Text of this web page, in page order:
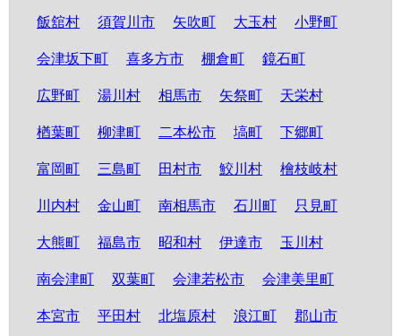
飯舘村 須賀川市 矢吹町 大玉村 小野町
会津坂下町 喜多方市 棚倉町 鏡石町
広野町 湯川村 相馬市 矢祭町 天栄村
楢葉町 柳津町 二本松市 塙町 下郷町
富岡町 三島町 田村市 鮫川村 檜枝岐村
川内村 金山町 南相馬市 石川町 只見町
大熊町 福島市 昭和村 伊達市 玉川村
南会津町 双葉町 会津若松市 会津美里町
本宮市 平田村 北塩原村 浪江町 郡山市